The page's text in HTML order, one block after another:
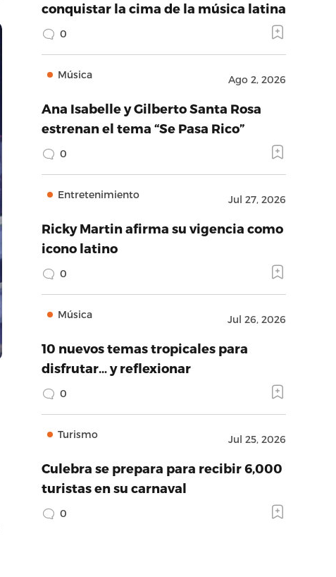
conquistar la cima de la música latina
0
Música Ago 2, 2026
Ana Isabelle y Gilberto Santa Rosa
estrenan el tema “Se Pasa Rico”
0
Entretenimiento Jul 27, 2026
Ricky Martin afirma su vigencia como
icono latino
0
Música Jul 26, 2026
10 nuevos temas tropicales para
disfrutar… y reflexionar
0
Turismo Jul 25, 2026
Culebra se prepara para recibir 6,000
turistas en su carnaval
0